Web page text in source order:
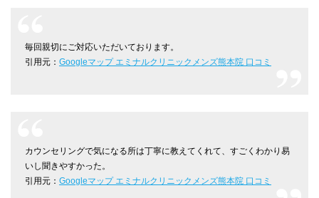
毎回親切にご対応いただいております。
引用元： Googleマップ エミナルクリニックメンズ熊本院 口コミ
カウンセリングで気になる所は丁寧に教えてくれて、すごくわかり易
いし聞きやすかった。
引用元： Googleマップ エミナルクリニックメンズ熊本院 口コミ